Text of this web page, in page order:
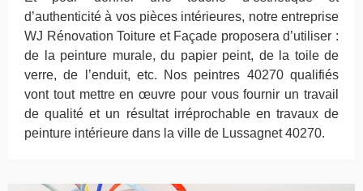
d’authenticité à vos pièces intérieures, notre entreprise
WJ Rénovation Toiture et Façade proposera d’utiliser :
de la peinture murale, du papier peint, de la toile de
verre, de l’enduit, etc. Nos peintres 40270 qualifiés
vont tout mettre en œuvre pour vous fournir un travail
de qualité et un résultat irréprochable en travaux de
peinture intérieure dans la ville de Lussagnet 40270.